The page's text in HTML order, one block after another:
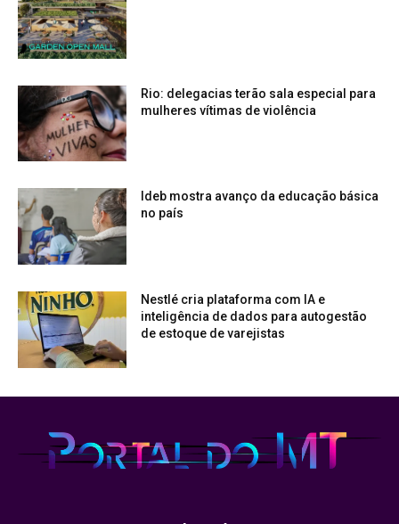
Rio: delegacias terão sala especial para
mulheres vítimas de violência
Ideb mostra avanço da educação básica
no país
Nestlé cria plataforma com IA e
inteligência de dados para autogestão
de estoque de varejistas